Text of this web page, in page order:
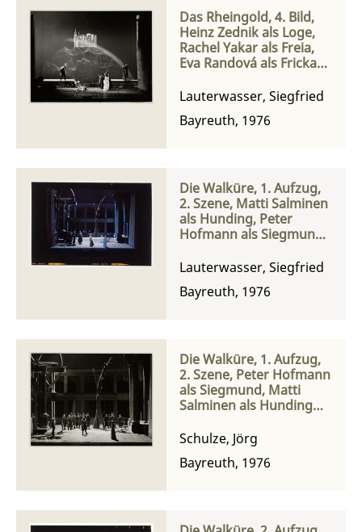
Das Rheingold, 4. Bild,
Heinz Zednik als Loge,
Rachel Yakar als Freia,
Eva Randová als Fricka
Wotan
Lauterwasser, Siegfried
Bayreuth, 1976
Die Walküre, 1. Aufzug,
2. Szene, Matti Salminen
als Hunding, Peter
Hofmann als Siegmund
Sieglinde
Lauterwasser, Siegfried
Bayreuth, 1976
Die Walküre, 1. Aufzug,
2. Szene, Peter Hofmann
als Siegmund, Matti
Salminen als Hunding
Sieglinde
Schulze, Jörg
Bayreuth, 1976